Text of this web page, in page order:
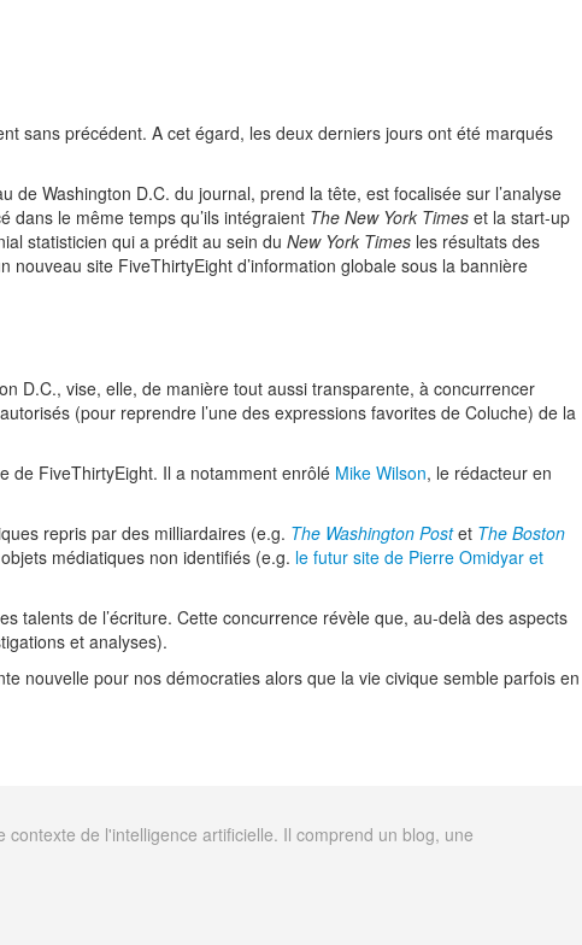
sans précédent. A cet égard, les deux derniers jours ont été marqués
de Washington D.C. du journal, prend la tête, est focalisée sur l’analyse
le même temps qu’ils intégraient The New York Times et la start-up
statisticien qui a prédit au sein du New York Times les résultats des
nouveau site FiveThirtyEight d’information globale sous la bannière
D.C., vise, elle, de manière tout aussi transparente, à concurrencer
(pour reprendre l’une des expressions favorites de Coluche) de la
de FiveThirtyEight. Il a notamment enrôlé Mike Wilson, le rédacteur en
repris par des milliardaires (e.g. The Washington Postet The Boston
médiatiques non identifiés (e.g. le futur site de Pierre Omidyar et
talents de l’écriture. Cette concurrence révèle que, au-delà des aspects
et analyses).
nouvelle pour nos démocraties alors que la vie civique semble parfois en
de l'intelligence artificielle. Il comprend un blog, une